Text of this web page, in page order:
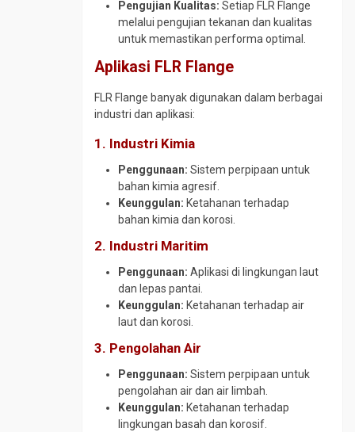
Pengujian Kualitas: Setiap FLR Flange
melalui pengujian tekanan dan kualitas
untuk memastikan performa optimal.
Aplikasi FLR Flange
FLR Flange banyak digunakan dalam berbagai
industri dan aplikasi:
1. Industri Kimia
Penggunaan: Sistem perpipaan untuk
bahan kimia agresif.
Keunggulan: Ketahanan terhadap
bahan kimia dan korosi.
2. Industri Maritim
Penggunaan: Aplikasi di lingkungan laut
dan lepas pantai.
Keunggulan: Ketahanan terhadap air
laut dan korosi.
3. Pengolahan Air
Penggunaan: Sistem perpipaan untuk
pengolahan air dan air limbah.
Keunggulan: Ketahanan terhadap
lingkungan basah dan korosif.